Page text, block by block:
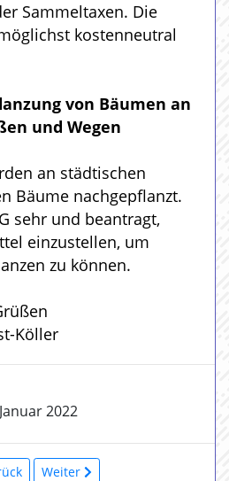
Sammeltaxen. Die
kostenneutral
von Bäumen an
und Wegen
an städtischen
Bäume nachgepflanzt.
sehr und beantragt,
einzustellen, um
zu können.
Köller
2022
Weiter